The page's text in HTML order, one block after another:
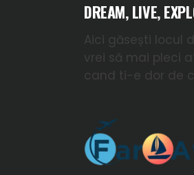
DREAM, LIVE,
Aici găsești locul
vrei să mai pleci
cand ti-e dor de